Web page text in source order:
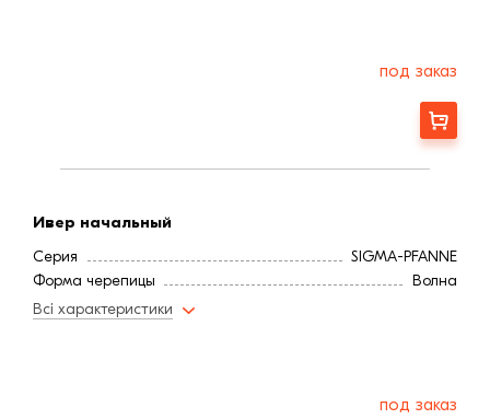
под заказ
Заказать
Ивер начальный
Серия
SIGMA-PFANNE
Форма черепицы
Волна
Всі характеристики
под заказ